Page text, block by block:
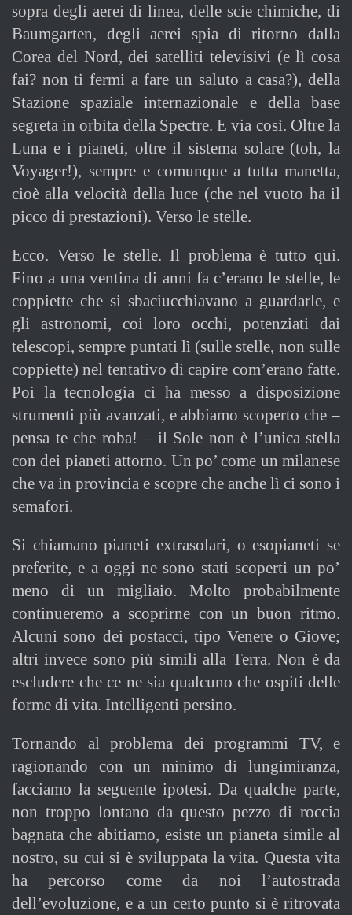
sopra degli aerei di linea, delle scie chimiche, di
Baumgarten, degli aerei spia di ritorno dalla
Corea del Nord, dei satelliti televisivi (e lì cosa
fai? non ti fermi a fare un saluto a casa?), della
Stazione spaziale internazionale e della base
segreta in orbita della Spectre. E via così. Oltre la
Luna e i pianeti, oltre il sistema solare (toh, la
Voyager!), sempre e comunque a tutta manetta,
cioè alla velocità della luce (che nel vuoto ha il
picco di prestazioni). Verso le stelle.
Ecco. Verso le stelle. Il problema è tutto qui.
Fino a una ventina di anni fa c’erano le stelle, le
coppiette che si sbaciucchiavano a guardarle, e
gli astronomi, coi loro occhi, potenziati dai
telescopi, sempre puntati lì (sulle stelle, non sulle
coppiette) nel tentativo di capire com’erano fatte.
Poi la tecnologia ci ha messo a disposizione
strumenti più avanzati, e abbiamo scoperto che –
pensa te che roba! – il Sole non è l’unica stella
con dei pianeti attorno. Un po’ come un milanese
che va in provincia e scopre che anche lì ci sono i
semafori.
Si chiamano pianeti extrasolari, o esopianeti se
preferite, e a oggi ne sono stati scoperti un po’
meno di un migliaio. Molto probabilmente
continueremo a scoprirne con un buon ritmo.
Alcuni sono dei postacci, tipo Venere o Giove;
altri invece sono più simili alla Terra. Non è da
escludere che ce ne sia qualcuno che ospiti delle
forme di vita. Intelligenti persino.
Tornando al problema dei programmi TV, e
ragionando con un minimo di lungimiranza,
facciamo la seguente ipotesi. Da qualche parte,
non troppo lontano da questo pezzo di roccia
bagnata che abitiamo, esiste un pianeta simile al
nostro, su cui si è sviluppata la vita. Questa vita
ha percorso come da noi l’autostrada
dell’evoluzione, e a un certo punto si è ritrovata